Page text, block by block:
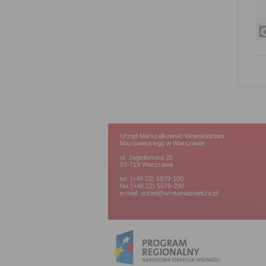
Urząd Marszałkowski Województwa
Mazowieckiego w Warszawie
ul. Jagiellońska 26
03-719 Warszawa
tel. (+48 22) 5979-100
fax (+48 22) 5979-290
e-mail: urzad@wrotamazowsza.pl